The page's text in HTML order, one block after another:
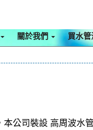
關於我們 買水管
公司裝設 高周波水